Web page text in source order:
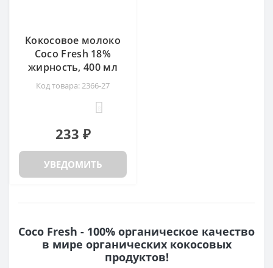
Кокосовое молоко
Coco Fresh 18%
жирность, 400 мл
Код товара: 2366-27
233 ₽
УВЕДОМИТЬ
Coco Fresh - 100% органическое качество
в мире органических кокосовых
продуктов!